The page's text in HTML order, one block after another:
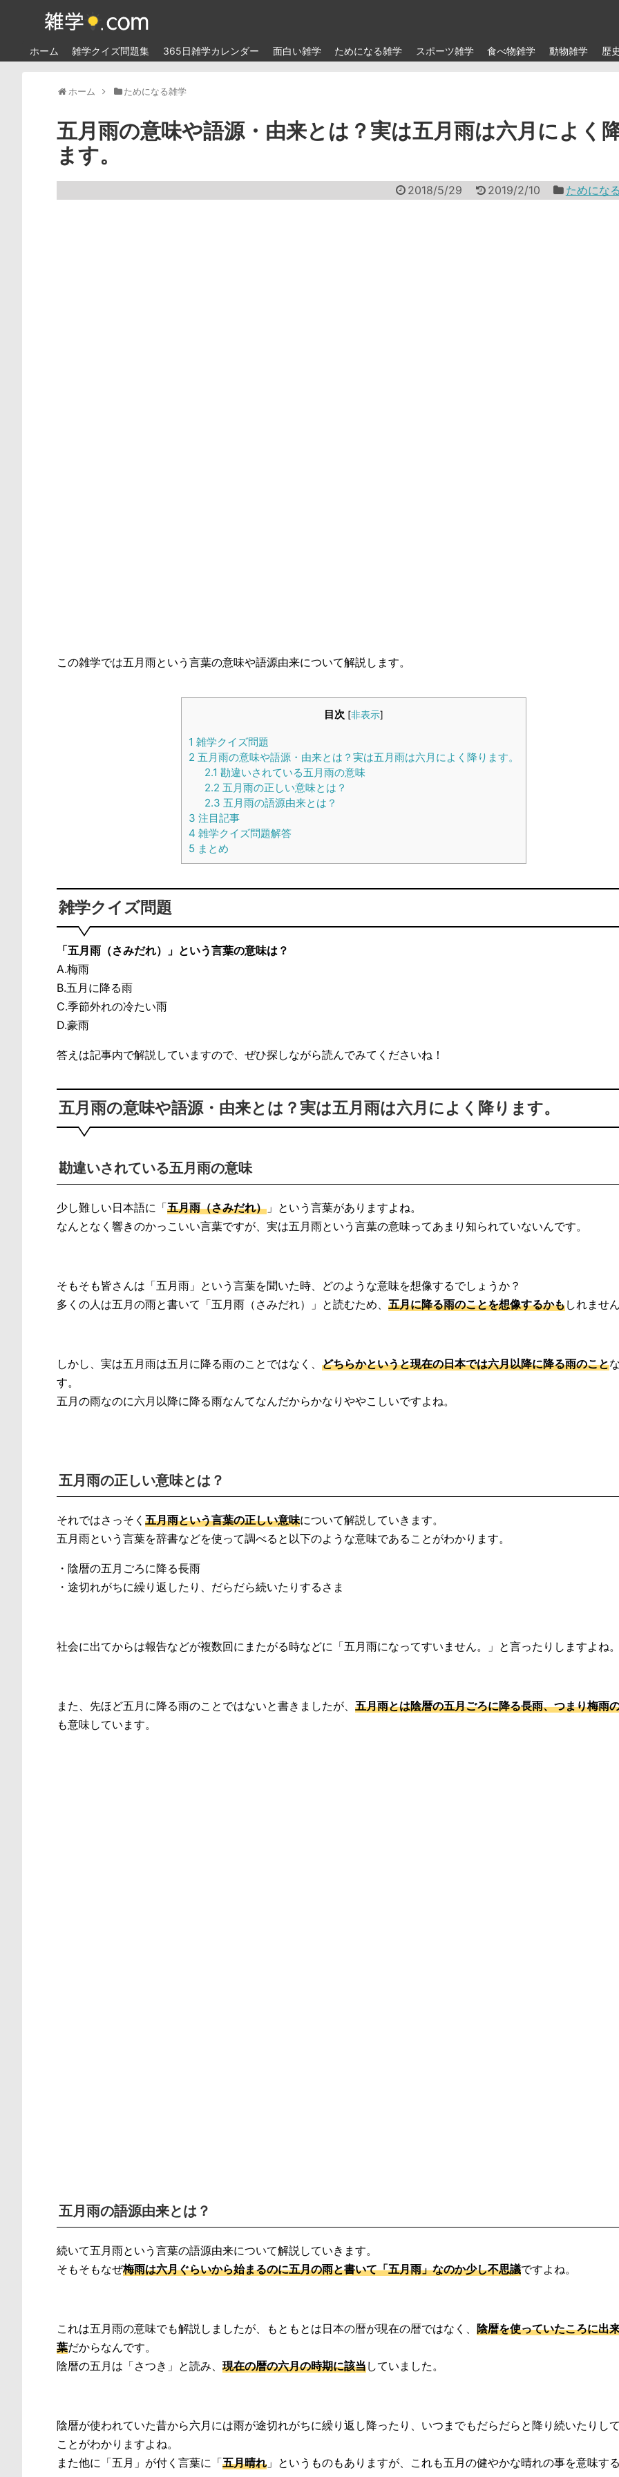
ホーム 雑学クイズ問題集 365日雑学カレンダー 面白い雑学 ためになる雑学 スポーツ雑学 食べ物雑学 動物雑学 歴
ホーム ためになる雑学
五月雨の意味や語源・由来とは？実は五月雨は六月によく
ます。
2018/5/29 2019/2/10 ためにな
この雑学では五月雨という言葉の意味や語源由来について解説します。
目次 [非表示]
1 雑学クイズ問題
2 五月雨の意味や語源・由来とは？実は五月雨は六月によく降ります。
2.1 勘違いされている五月雨の意味
2.2 五月雨の正しい意味とは？
2.3 五月雨の語源由来とは？
3 注目記事
4 雑学クイズ問題解答
5 まとめ
雑学クイズ問題
「五月雨（さみだれ）」という言葉の意味は？
A.梅雨
B.五月に降る雨
C.季節外れの冷たい雨
D.豪雨
答えは記事内で解説していますので、ぜひ探しながら読んでみてくださいね！
五月雨の意味や語源・由来とは？実は五月雨は六月によく降ります。
勘違いされている五月雨の意味
少し難しい日本語に「五月雨（さみだれ） 」という言葉がありますよね。
なんとなく響きのかっこいい言葉ですが、実は五月雨という言葉の意味ってあまり知られていないんです。
そもそも皆さんは「五月雨」という言葉を聞いた時、どのような意味を想像するでしょうか？
多くの人は五月の雨と書いて「五月雨（さみだれ）」と読むため、 五月に降る雨のことを想像するかもしれません
しかし、実は五月雨は五月に降る雨のことではなく、 どちらかというと現在の日本では六月以降に降る雨のこと
す。
五月の雨なのに六月以降に降る雨なんてなんだからかなりややこしいですよね。
五月雨の正しい意味とは？
それではさっそく 五月雨という言葉の正しい意味について解説していきます。
五月雨という言葉を辞書などを使って調べると以下のような意味であることがわかります。
・陰暦の五月ごろに降る長雨
・途切れがちに繰り返したり、だらだら続いたりするさま
社会に出てからは報告などが複数回にまたがる時などに「五月雨になってすいません。」と言ったりしますよね。
また、先ほど五月に降る雨のことではないと書きましたが、 五月雨とは陰暦の五月ごろに降る長雨、つまり梅雨
も意味しています。
五月雨の語源由来とは？
続いて五月雨という言葉の語源由来について解説していきます。
そもそもなぜ梅雨は六月ぐらいから始まるのに五月の雨と書いて「五月雨」なのか少し不思議ですよね。
これは五月雨の意味でも解説しましたが、もともとは日本の暦が現在の暦ではなく、 陰暦を使っていたころに出
葉だからなんです。
陰暦の五月は「さつき」と読み、 現在の暦の六月の時期に該当していました。
陰暦が使われていた昔から六月には雨が途切れがちに繰り返し降ったり、いつまでもだらだらと降り続いたりし
ことがわかりますよね。
また他に「五月」が付く言葉に「五月晴れ 」というものもありますが、これも五月の健やかな晴れの事を意味す